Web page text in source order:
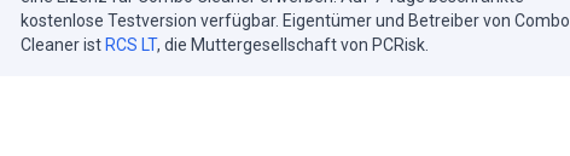
kostenlose Testversion verfügbar. Eigentümer und Betreiber von Combo
Cleaner ist RCS LT, die Muttergesellschaft von PCRisk.